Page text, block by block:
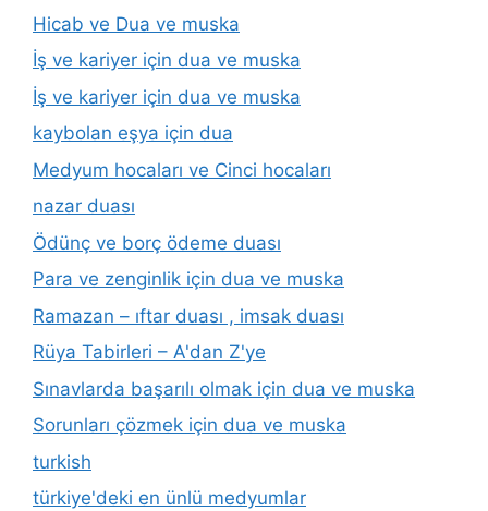
Hicab ve Dua ve muska
İş ve kariyer için dua ve muska
İş ve kariyer için dua ve muska
kaybolan eşya için dua
Medyum hocaları ve Cinci hocaları
nazar duası
Ödünç ve borç ödeme duası
Para ve zenginlik için dua ve muska
Ramazan – ıftar duası , imsak duası
Rüya Tabirleri – A'dan Z'ye
Sınavlarda başarılı olmak için dua ve muska
Sorunları çözmek için dua ve muska
turkish
türkiye'deki en ünlü medyumlar